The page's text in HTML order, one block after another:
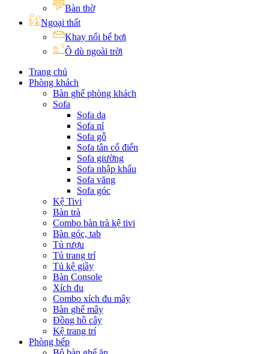
Bàn thờ
Ngoại thất
Khay nổi bể bơi
Ô dù ngoài trời
Trang chủ
Phòng khách
Bàn ghế phòng khách
Sofa
Sofa da
Sofa nỉ
Sofa gỗ
Sofa tân cổ điển
Sofa giường
Sofa nhập khẩu
Sofa văng
Sofa góc
Kệ Tivi
Bàn trà
Combo bàn trà kệ tivi
Bàn góc, tab
Tủ rượu
Tủ trang trí
Tủ kệ giầy
Bàn Console
Xích đu
Combo xích đu mây
Bàn ghế mây
Đồng hồ cây
Kệ trang trí
Phòng bếp